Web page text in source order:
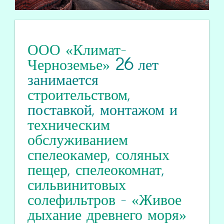
ООО «Климат-
Черноземье» 26лет
занимается
строительством,
поставкой, монтажом и
техническим
обслуживанием
спелеокамер, соляных
пещер, спелеокомнат,
сильвинитовых
солефильтров - «Живое
дыхание древнего моря»